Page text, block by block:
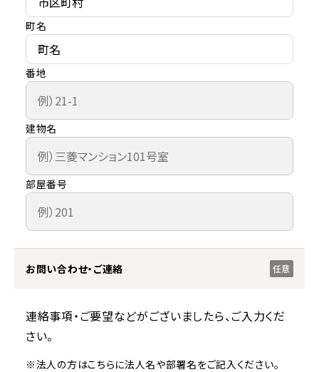
町名
番地
建物名
部屋番号
お問い合わせ・ご連絡 任意
連絡事項・ご要望などがございましたら、ご入力くだ
さい。
※法人の方はこちらに法人名や部署名をご記入ください。